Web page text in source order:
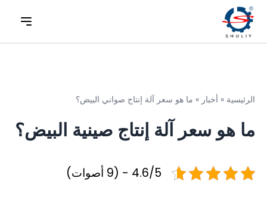
الرئيسية » أخبار » ما هو سعر آلة إنتاج صواني البيض؟
ما هو سعر آلة إنتاج صينية البيض؟
4.6/5 - (9 أصوات)